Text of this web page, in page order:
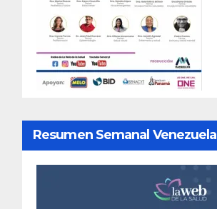
Resumen Semanal Venezuela